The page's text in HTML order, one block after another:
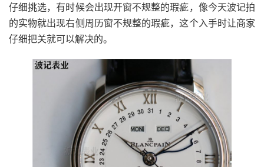
仔细挑选，有时候会出现开窗不规整的瑕疵，像今天波记拍
的实物就出现右侧周历窗不规整的瑕疵，这个入手时让商家
仔细把关就可以解决的。